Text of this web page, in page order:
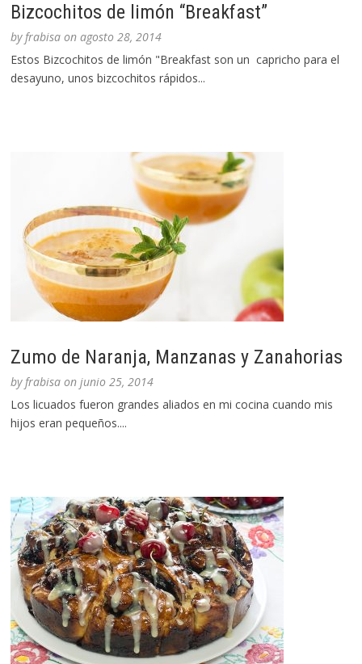
Bizcochitos de limón “Breakfast”
byfrabisa onagosto 28, 2014
Estos Bizcochitos de limón "Breakfast son un capricho para el
desayuno, unos bizcochitos rápidos...
Zumo de Naranja, Manzanas y Zanahorias
byfrabisa onjunio 25, 2014
Los licuados fueron grandes aliados en mi cocina cuando mis
hijos eran pequeños....